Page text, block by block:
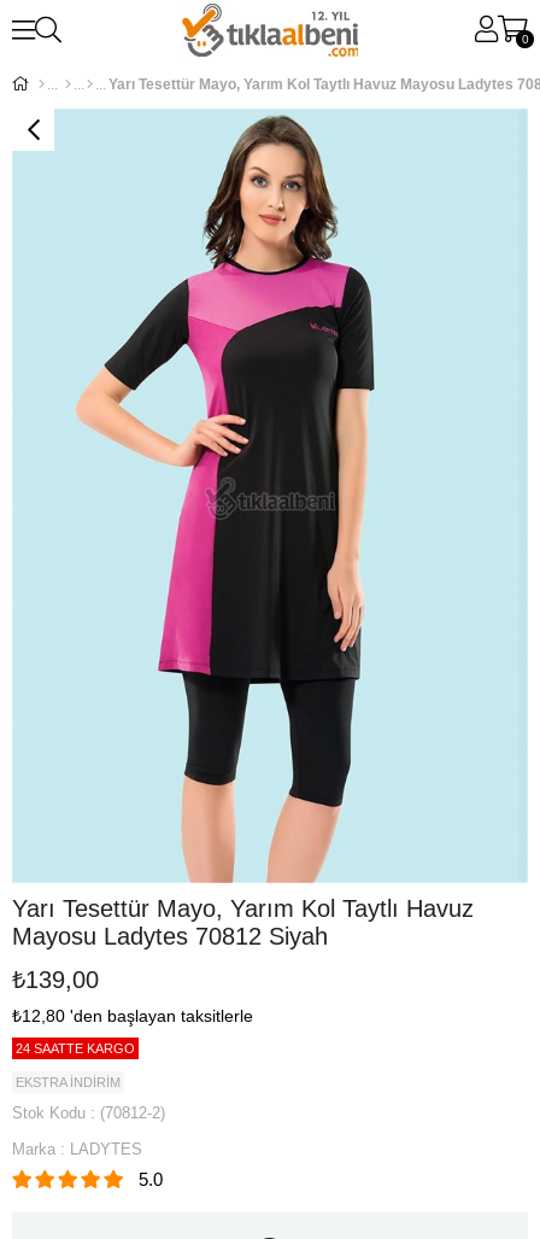
0
Yarı Tesettür Mayo, Yarım Kol Taytlı Havuz Mayosu Ladytes
Yarı Tesettür Mayo, Yarım Kol Taytlı Havuz
Mayosu Ladytes 70812 Siyah
₺139,00
₺12,80 'den başlayan taksitlerle
24 SAATTE KARGO
EKSTRA İNDİRİM
Stok Kodu
(70812-2)
Marka : LADYTES
5.0